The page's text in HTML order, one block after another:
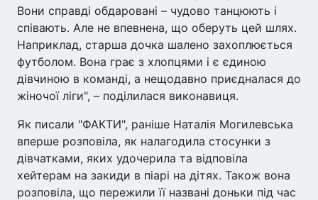
Вони справді обдаровані – чудово танцюють і
співають. Але не впевнена, що оберуть цей шлях.
Наприклад, старша дочка шалено захоплюється
футболом. Вона грає з хлопцями і є єдиною
дівчиною в команді, а нещодавно приєдналася до
жіночої ліги", – поділилася виконавиця.
Як писали "ФАКТИ", раніше Наталія Могилевська
вперше розповіла, як налагодила стосунки з
дівчатками, яких удочерила та відповіла
хейтерам на закиди в піарі на дітях. Також вона
розповіла, що пережили її названі доньки під час